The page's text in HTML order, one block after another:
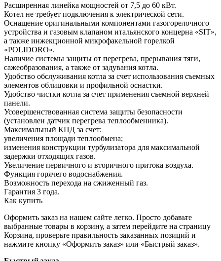
Расширенная линейка мощностей от 7,5 до 60 кВт.
Котел не требует подключения к электрической сети.
Оснащение оригинальными компонентами газогорелочного
устройства и газовым клапаном итальянского концерна «SIT»,
а также инжекционной микрофакельной горелкой
«POLIDORO».
Наличие системы защиты от перегрева, прерывания тяги,
сажеобразования, а также от задувания котла.
Удобство обслуживания котла за счет использования съемных
элементов облицовки и профильной оснастки.
Удобство чистки котла за счет применения съемной верхней
панели.
Усовершенствованная система защиты безопасности
(установлен датчик перегрева теплообменника).
Максимальный КПД за счет:
увеличения площади теплообмена;
изменения конструкции турбулизатора для максимальной
задержки отходящих газов.
Увеличение первичного и вторичного притока воздуха.
Функция горячего водоснабжения.
Возможность перехода на сжиженный газ.
Гарантия 3 года.
Как купить
Оформить заказ на нашем сайте легко. Просто добавьте
выбранные товары в корзину, а затем перейдите на страницу
Корзина, проверьте правильность заказанных позиций и
нажмите кнопку «Оформить заказ» или «Быстрый заказ».